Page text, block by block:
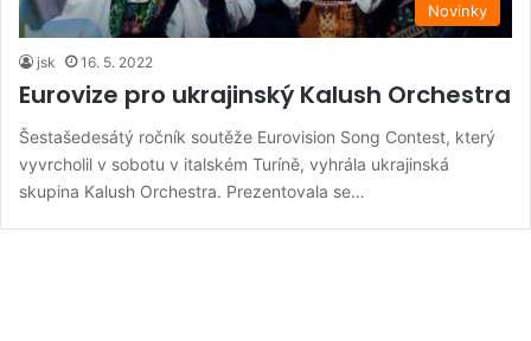
Novinky
jsk 16. 5. 2022
Eurovize pro ukrajinský Kalush Orchestra
Šestašedesátý ročník soutěže Eurovision Song Contest, který
vyvrcholil v sobotu v italském Turíně, vyhrála ukrajinská
skupina Kalush Orchestra. Prezentovala se…